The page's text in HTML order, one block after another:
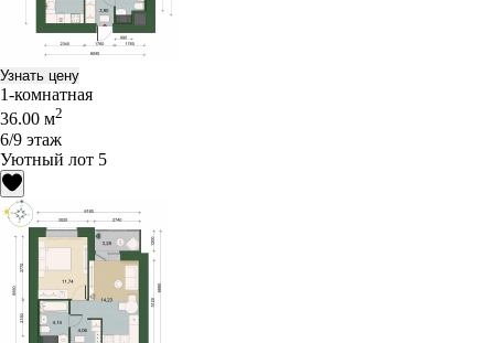
Узнать цену
1-комнатная
36.00 м2
6/9 этаж
Уютный лот 5